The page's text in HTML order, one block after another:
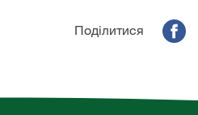
Поділитися